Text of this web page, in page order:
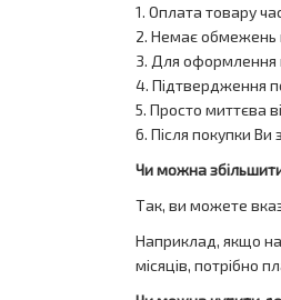
1. Оплата товару
2. Немає обмежень
3. Для оформлення
4. Підтвердження
5. Просто миттєва
6. Після покупки Ви
Чи можна
Так, ви можете
Наприклад, якщо на
місяців, потрібно